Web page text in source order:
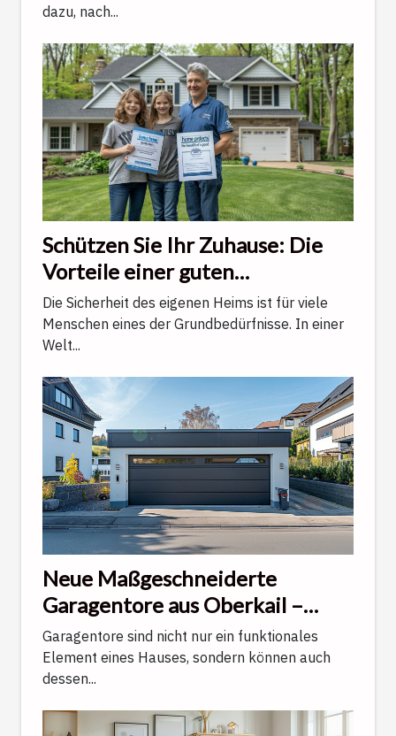
dazu, nach...
Schützen Sie Ihr Zuhause: Die
Vorteile einer guten
Wohngebäudeversicherung
Die Sicherheit des eigenen Heims ist für viele
Menschen eines der Grundbedürfnisse. In einer
Welt...
Neue Maßgeschneiderte
Garagentore aus Oberkail –
Innovationen im Überblick
Garagentore sind nicht nur ein funktionales
Element eines Hauses, sondern können auch
dessen...